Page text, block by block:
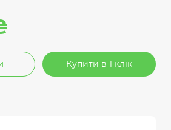
Купити в 1 клік